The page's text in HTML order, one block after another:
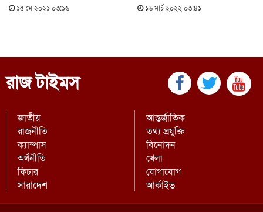
১৫ মে ২০২১ ০৩:১৬ ১৬ মার্চ ২০২২ ০৩:৪১
রাজ টাইমস
জাতীয়
রাজনীতি
আন্তর্জাতিক
তথ্য প্রযুক্তি
ক্যাম্পাস
অর্থনীতি
বিনোদন
খেলা
ফিচার
সারাদেশ
যোগাযোগ
আর্কাইভ